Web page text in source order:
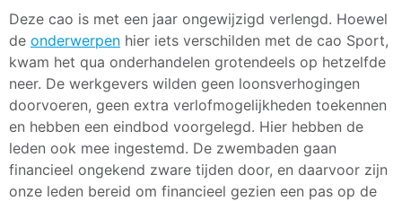
Deze cao is met een jaar ongewijzigd verlengd. Hoewel
de onderwerpen hier iets verschilden met de cao Sport,
kwam het qua onderhandelen grotendeels op hetzelfde
neer. De werkgevers wilden geen loonsverhogingen
doorvoeren, geen extra verlofmogelijkheden toekennen
en hebben een eindbod voorgelegd. Hier hebben de
leden ook mee ingestemd. De zwembaden gaan
financieel ongekend zware tijden door, en daarvoor zijn
onze leden bereid om financieel gezien een pas op de